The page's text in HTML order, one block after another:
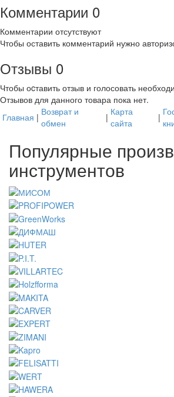
Комментарии 0
Комментарии отсутствуют
Чтобы оставить комментарий нужно
Отзывы 0
Чтобы оcтавить отзыв и голосовать
Отзывов для данного товара пока нет.
Главная | Возврат и
обмен
| Карта
сайта
|
Популярные
инструментов